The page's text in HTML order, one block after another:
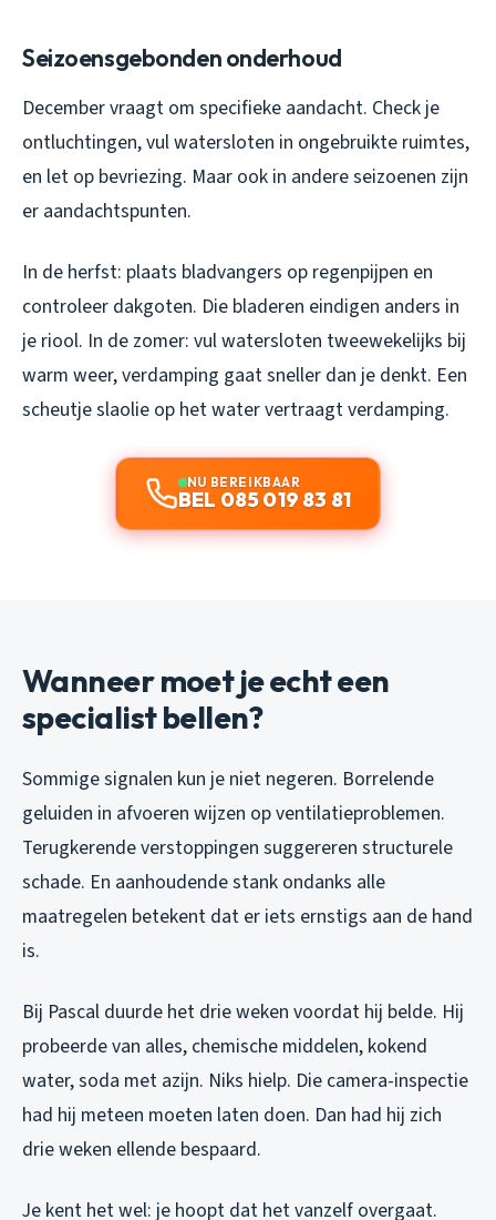
Seizoensgebonden onderhoud
December vraagt om specifieke aandacht. Check je
ontluchtingen, vul watersloten in ongebruikte ruimtes,
en let op bevriezing. Maar ook in andere seizoenen zijn
er aandachtspunten.
In de herfst: plaats bladvangers op regenpijpen en
controleer dakgoten. Die bladeren eindigen anders in
je riool. In de zomer: vul watersloten tweewekelijks bij
warm weer, verdamping gaat sneller dan je denkt. Een
scheutje slaolie op het water vertraagt verdamping.
NU BEREIKBAAR
BEL 085 019 83 81
Wanneer moet je echt een
specialist bellen?
Sommige signalen kun je niet negeren. Borrelende
geluiden in afvoeren wijzen op ventilatieproblemen.
Terugkerende verstoppingen suggereren structurele
schade. En aanhoudende stank ondanks alle
maatregelen betekent dat er iets ernstigs aan de hand
is.
Bij Pascal duurde het drie weken voordat hij belde. Hij
probeerde van alles, chemische middelen, kokend
water, soda met azijn. Niks hielp. Die camera-inspectie
had hij meteen moeten laten doen. Dan had hij zich
drie weken ellende bespaard.
Je kent het wel: je hoopt dat het vanzelf overgaat.